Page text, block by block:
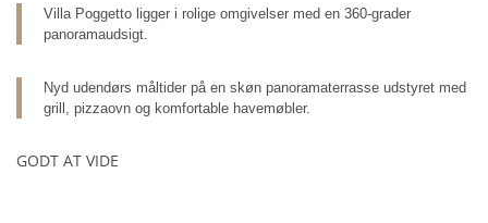
Villa Poggetto ligger i rolige omgivelser med en 360-grader
panoramaudsigt.
Nyd udendørs måltider på en skøn panoramaterrasse udstyret med
grill, pizzaovn og komfortable havemøbler.
GODT AT VIDE